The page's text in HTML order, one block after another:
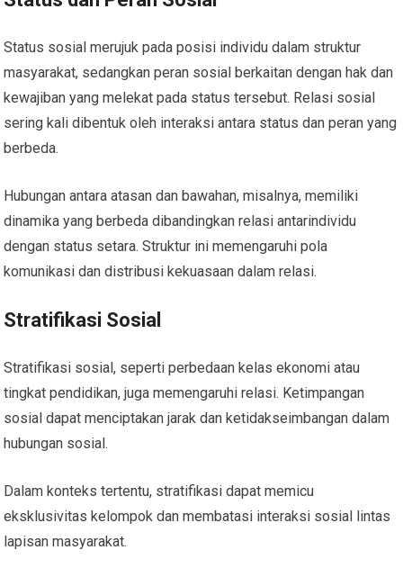
Status sosial merujuk pada posisi individu dalam struktur
masyarakat, sedangkan peran sosial berkaitan dengan hak dan
kewajiban yang melekat pada status tersebut. Relasi sosial
sering kali dibentuk oleh interaksi antara status dan peran yang
berbeda.
Hubungan antara atasan dan bawahan, misalnya, memiliki
dinamika yang berbeda dibandingkan relasi antarindividu
dengan status setara. Struktur ini memengaruhi pola
komunikasi dan distribusi kekuasaan dalam relasi.
Stratifikasi Sosial
Stratifikasi sosial, seperti perbedaan kelas ekonomi atau
tingkat pendidikan, juga memengaruhi relasi. Ketimpangan
sosial dapat menciptakan jarak dan ketidakseimbangan dalam
hubungan sosial.
Dalam konteks tertentu, stratifikasi dapat memicu
eksklusivitas kelompok dan membatasi interaksi sosial lintas
lapisan masyarakat.